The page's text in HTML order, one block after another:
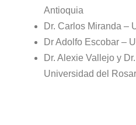
Antioquia
Dr. Carlos Miranda –
Dr Adolfo Escobar –
Dr. Alexie Vallejo y
Universidad del